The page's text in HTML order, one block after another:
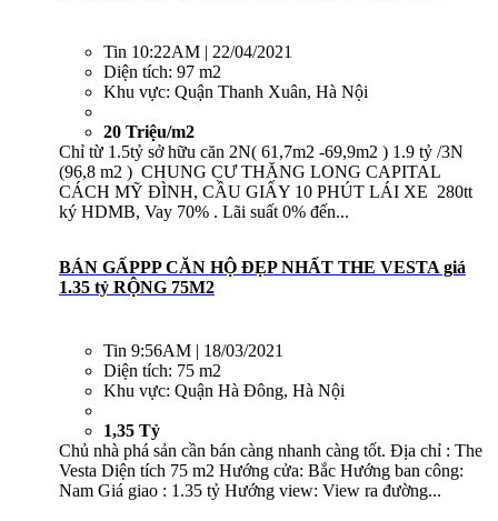
Tin 10:22AM | 22/04/2021
Diện tích: 97 m2
Khu vực: Quận Thanh Xuân, Hà Nội
20 Triệu/m2
Chỉ từ 1.5tỷ sở hữu căn 2N( 61,7m2 -69,9m2 ) 1.9 tỷ /3N
(96,8 m2 ) CHUNG CƯ THĂNG LONG CAPITAL
CÁCH MỸ ĐÌNH, CẦU GIẤY 10 PHÚT LÁI XE 280tt
ký HDMB, Vay 70% . Lãi suất 0% đến...
BÁN GẤPPP CĂN HỘ ĐẸP NHẤT THE VESTA giá
1.35 tỷ RỘNG 75M2
Tin 9:56AM | 18/03/2021
Diện tích: 75 m2
Khu vực: Quận Hà Đông, Hà Nội
1,35 Tỷ
Chủ nhà phá sản cần bán càng nhanh càng tốt. Địa chỉ : The
Vesta Diện tích 75 m2 Hướng cửa: Bắc Hướng ban công:
Nam Giá giao : 1.35 tỷ Hướng view: View ra đường...